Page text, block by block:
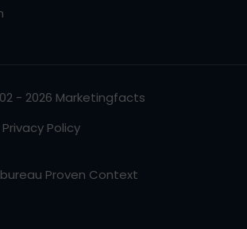
- 2026 Marketingfacts
Privacy Policy
Proven Context